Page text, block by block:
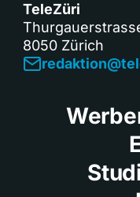
TeleZüri
8050 Zürich